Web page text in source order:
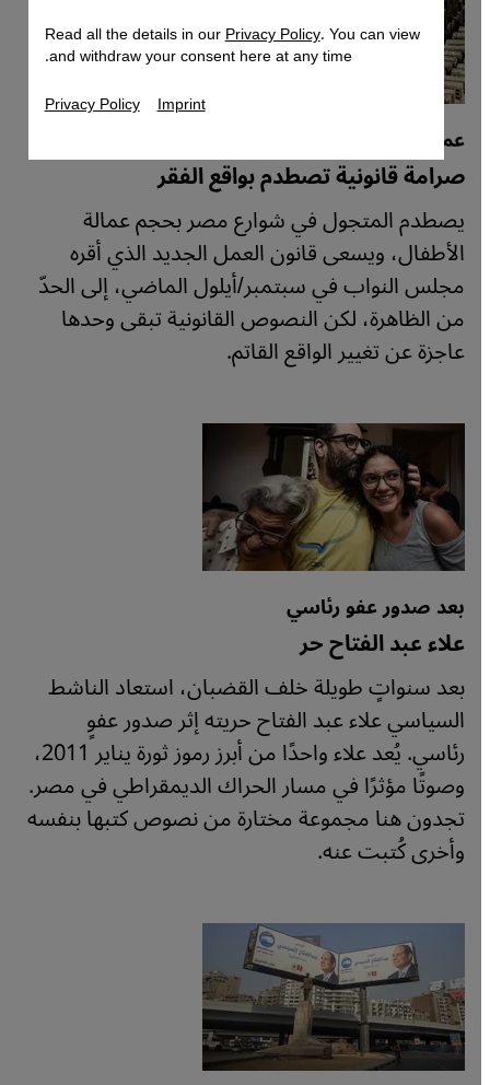
عمالة الأطفال في مصر
صرامة قانونية تصطدم بواقع الفقر
يصطدم المتجول في شوارع مصر بحجم عمالة
الأطفال، ويسعى قانون العمل الجديد الذي أقره
مجلس النواب في سبتمبر/أيلول الماضي، إلى الحدّ
من الظاهرة، لكن النصوص القانونية تبقى وحدها
عاجزة عن تغيير الواقع القاتم.
بعد صدور عفو رئاسي
علاء عبد الفتاح حر
بعد سنواتٍ طويلة خلف القضبان، استعاد الناشط
السياسي علاء عبد الفتاح حريته إثر صدور عفوٍ
رئاسي. يُعد علاء واحدًا من أبرز رموز ثورة يناير 2011،
وصوتًا مؤثرًا في مسار الحراك الديمقراطي في مصر.
تجدون هنا مجموعة مختارة من نصوص كتبها بنفسه
وأخرى كُتبت عنه.
Read all the details in ourPrivacy Policy. You can view
and withdraw your consent here at any time.
Privacy Policy Imprint